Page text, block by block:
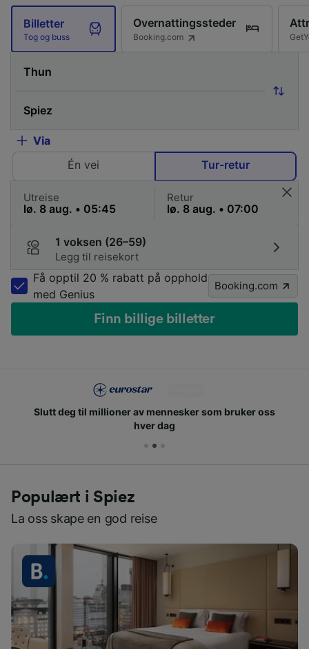
Billetter
Tog og buss
Overnattingssteder
Booking.com
Via
Én vei
Tur-retur
Utreise Retur
1 voksen (26–59)
Legg til reisekort
Få opptil 20 % rabatt på opphold
med Genius
Booking.com
Finn billige billetter
Slutt deg til millioner av mennesker som bruker oss
hver dag
Populært i Spiez
La oss skape en god reise